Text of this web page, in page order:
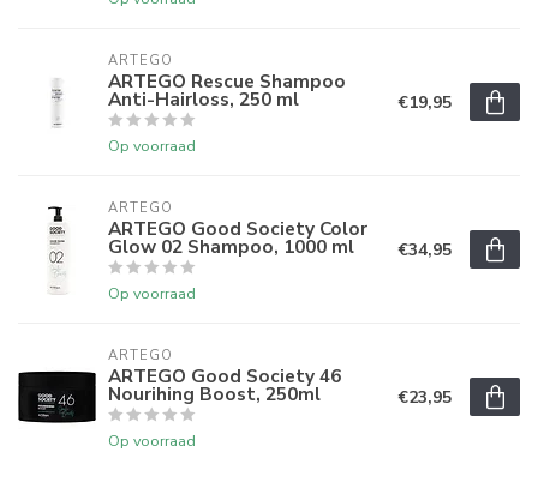
ARTEGO
ARTEGO Rescue Shampoo
Anti-Hairloss, 250 ml
Op voorraad
€19,95
ARTEGO
ARTEGO Good Society Color
Glow 02 Shampoo, 1000 ml
Op voorraad
€34,95
ARTEGO
ARTEGO Good Society 46
Nourihing Boost, 250ml
Op voorraad
€23,95